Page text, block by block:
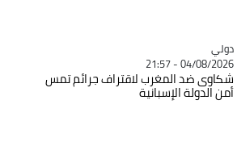
Catégorie
دولي
04/08/2026 - 21:57
شكاوى ضد المغرب لاقتراف جرائم تمس
أمن الدولة الإسبانية